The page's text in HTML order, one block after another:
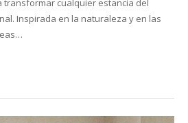
transformar cualquier estancia del
Inspirada en la naturaleza y en las